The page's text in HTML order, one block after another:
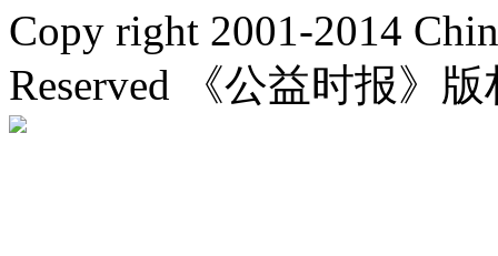
Copy right 2001-2014
Reserved 《公益时报》